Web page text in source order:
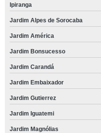
Ipiranga
Jardim Alpes de Sorocaba
Jardim América
Jardim Bonsucesso
Jardim Carandá
Jardim Embaixador
Jardim Gutierrez
Jardim Iguatemi
Jardim Magnólias